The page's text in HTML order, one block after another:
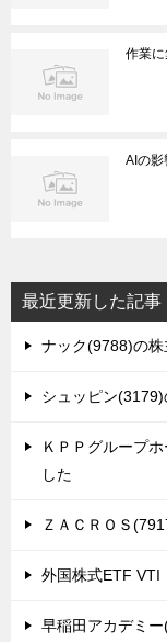
作業
AIの影
最近更新した記事
ナック(9788)の
シュッピン
ＫＰＰグループ
した
ＺＡＣＲＯＳ
外国株式ETF VTI
早稲田アカデミ